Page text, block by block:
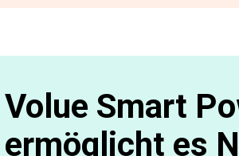
Volue Smart
ermöglicht es